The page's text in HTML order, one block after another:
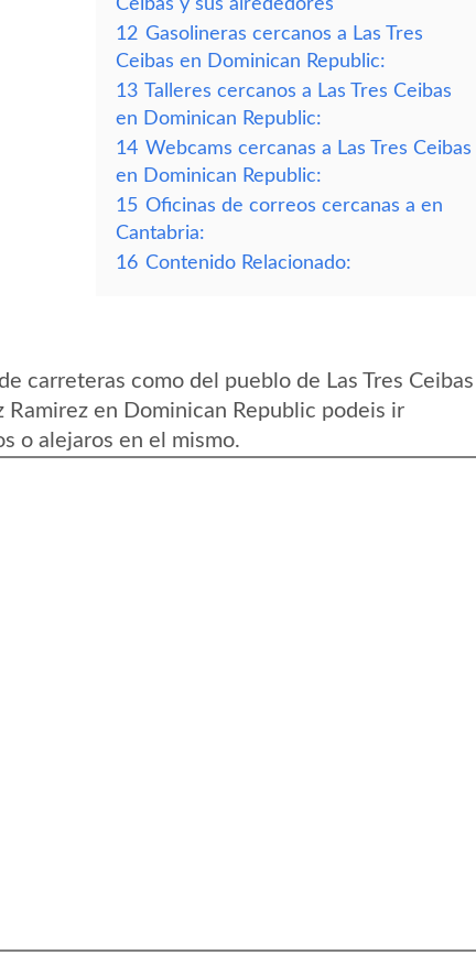
Ceibas y sus alrededores
12 Gasolineras cercanos a Las Tres
Ceibas en Dominican Republic:
13 Talleres cercanos a Las Tres Ceibas
en Dominican Republic:
14 Webcams cercanas a Las Tres Ceibas
en Dominican Republic:
15 Oficinas de correos cercanas a en
Cantabria:
16 Contenido Relacionado:
carreteras como del pueblo de Las Tres Ceibas
Ramirez en Dominican Republic podeis ir
o alejaros en el mismo.